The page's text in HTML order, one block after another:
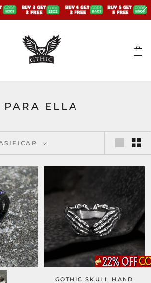
PARA ELLA
GOTHIC SKULL HAND